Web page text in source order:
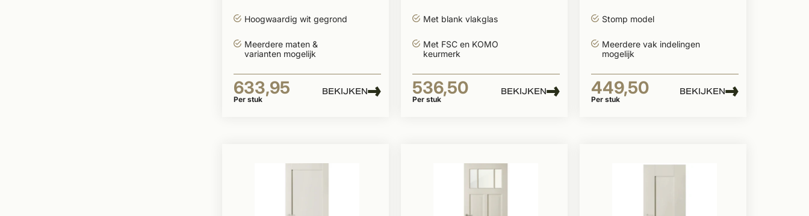
Hoogwaardig wit gegrond
Meerdere maten &
varianten mogelijk
633,95
Per stuk
BEKIJKEN
Met blank vlakglas
Met FSC en KOMO
keurmerk
536,50
Per stuk
BEKIJKEN
Stomp model
Meerdere vak indelingen
mogelijk
449,50
Per stuk
BEKIJKEN